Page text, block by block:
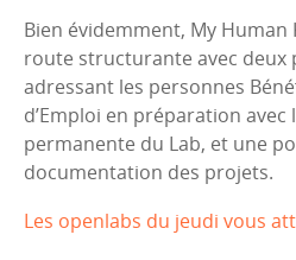
Bien évidemment, My
route structurante avec
adressant les personnes
d’Emploi en préparation avec
permanente du Lab, et une
documentation des projets.
Les openlabs du jeudi vous